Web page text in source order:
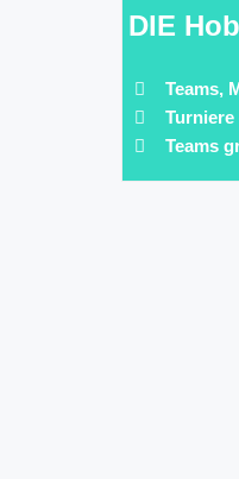
DIE
Teams,
Teams